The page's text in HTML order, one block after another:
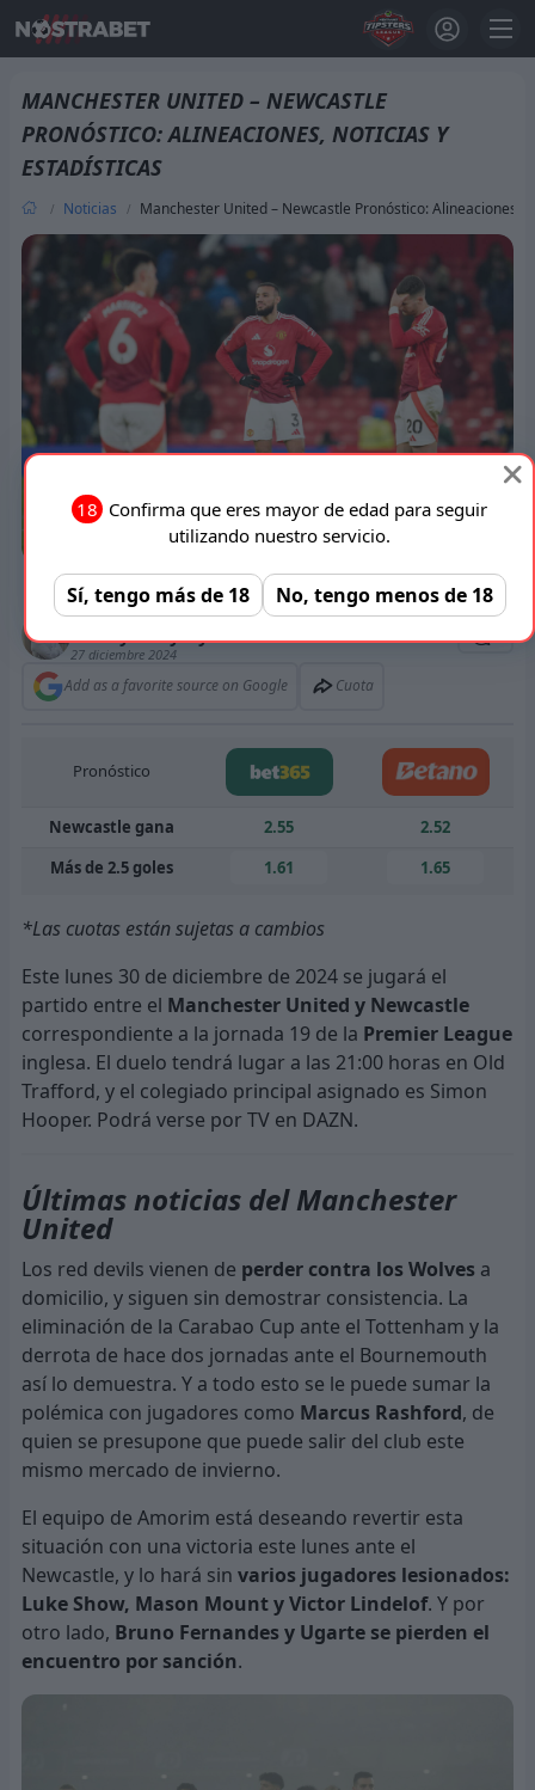
MANCHESTER UNITED – NEWCASTLE
PRONÓSTICO: ALINEACIONES, NOTICIAS Y
ESTADÍSTICAS
Noticias Manchester United – Newcastle Pronóstico: Alineaciones,
Foto: BTA
Autor/a
Kristiyan Kyulyunkov
27 diciembre 2024
Add as a favorite source on Google Cuota
Pronóstico
Newcastle gana 2.55
2.52
Más de 2.5 goles
1.61 1.65
*Las cuotas están sujetas a cambios
Este lunes 30 de diciembre de 2024 se jugará el
partido entre el Manchester United y Newcastle
correspondiente a la jornada 19 de la Premier League
inglesa. El duelo tendrá lugar a las 21:00 horas en Old
Trafford, y el colegiado principal asignado es Simon
Hooper. Podrá verse por TV en DAZN.
Últimas noticias del Manchester
United
Los red devils vienen de perder contra los Wolves a
domicilio, y siguen sin demostrar consistencia. La
eliminación de la Carabao Cup ante el Tottenham y la
derrota de hace dos jornadas ante el Bournemouth
así lo demuestra. Y a todo esto se le puede sumar la
polémica con jugadores como Marcus Rashford, de
quien se presupone que puede salir del club este
mismo mercado de invierno.
El equipo de Amorim está deseando revertir esta
situación con una victoria este lunes ante el
Newcastle, y lo hará sin varios jugadores lesionados:
Luke Show, Mason Mount y Victor Lindelof. Y por
otro lado, Bruno Fernandes y Ugarte se pierden el
encuentro por sanción.
18 Confirma que eres mayor de edad para seguir
utilizando nuestro servicio.
Sí, tengo más de 18 No, tengo menos de 18